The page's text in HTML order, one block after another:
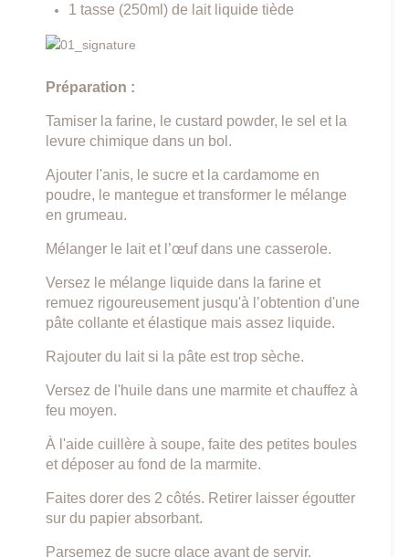
1 tasse (250ml) de lait liquide tiède
Préparation :
Tamiser la farine, le custard powder, le sel et la
levure chimique dans un bol.
Ajouter l'anis, le sucre et la cardamome en
poudre, le mantegue et transformer le mélange
en grumeau.
Mélanger le lait et l’œuf dans une casserole.
Versez le mélange liquide dans la farine et
remuez rigoureusement jusqu'à l’obtention d'une
pâte collante et élastique mais assez liquide.
Rajouter du lait si la pâte est trop sèche.
Versez de l'huile dans une marmite et chauffez à
feu moyen.
À l'aide cuillère à soupe, faite des petites boules
et déposer au fond de la marmite.
Faites dorer des 2 côtés. Retirer laisser égoutter
sur du papier absorbant.
Parsemez de sucre glace avant de servir.